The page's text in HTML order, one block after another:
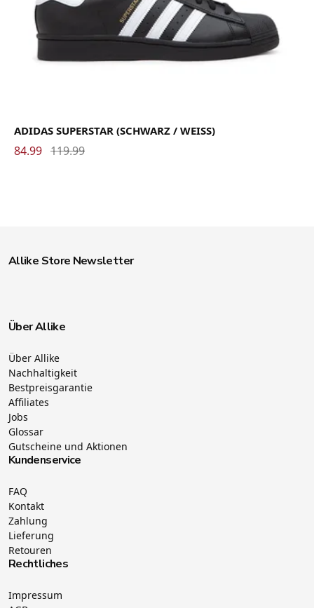
ADIDAS SUPERSTAR (SCHWARZ / WEISS)
84.99 119.99
Allike Store Newsletter
Über Allike
Über Allike
Nachhaltigkeit
Bestpreisgarantie
Affiliates
Jobs
Glossar
Gutscheine und Aktionen
Kundenservice
FAQ
Kontakt
Zahlung
Lieferung
Retouren
Rechtliches
Impressum